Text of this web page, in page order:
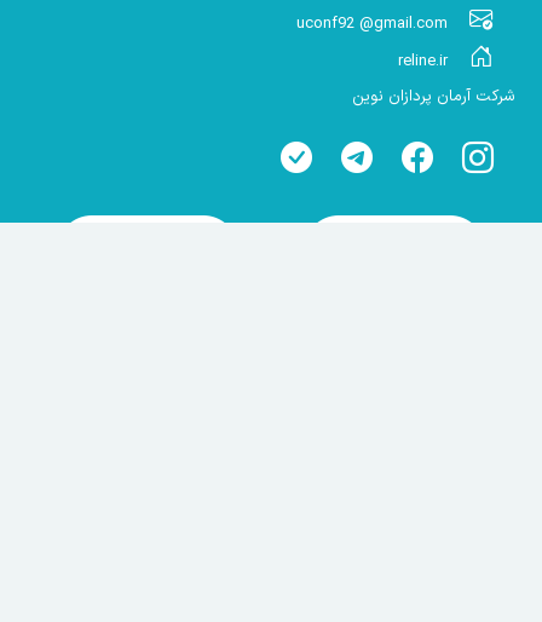
uconf92 @gmail.com
reline.ir
شرکت آرمان پردازان نوین